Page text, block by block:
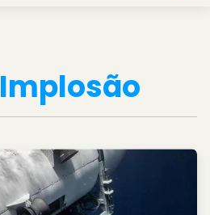
Implosão